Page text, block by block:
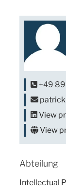
+49
View
View
Abteilung
Intellectual